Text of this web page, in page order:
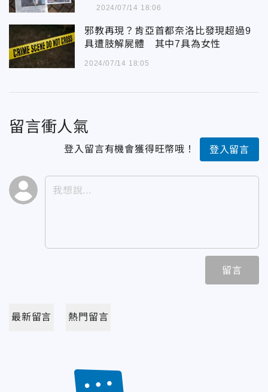
2024/07/14 18:06
邪教再現？肯亞首都奈洛比發現超過9
具遭肢解屍體 其中7具為女性
2024/07/14 18:05
留言衝人氣
登入留言有機會獲得旺幣哦！ 登入留言
留言
最新留言 熱門留言